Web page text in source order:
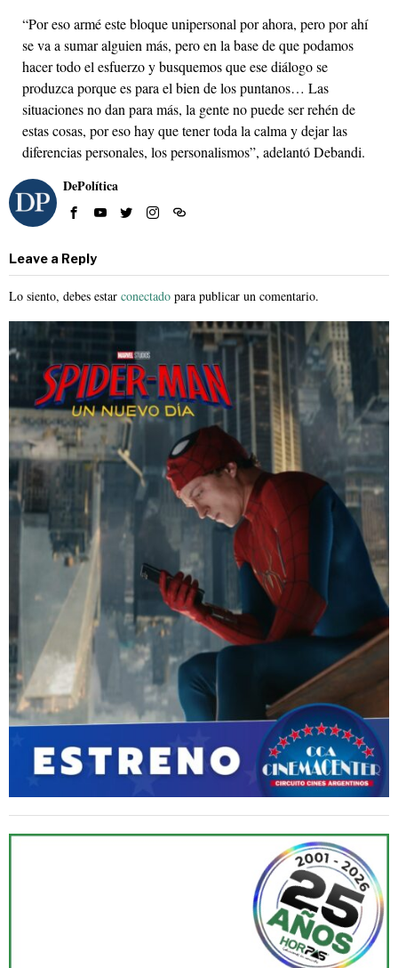
“Por eso armé este bloque unipersonal por ahora, pero por ahí
se va a sumar alguien más, pero en la base de que podamos
hacer todo el esfuerzo y busquemos que ese diálogo se
produzca porque es para el bien de los puntanos… Las
situaciones no dan para más, la gente no puede ser rehén de
estas cosas, por eso hay que tener toda la calma y dejar las
diferencias personales, los personalismos”, adelantó Debandi.
DePolítica
Leave a Reply
Lo siento, debes estar conectado para publicar un comentario.